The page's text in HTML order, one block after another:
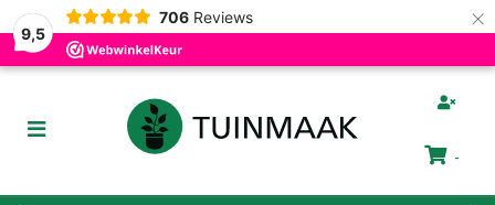
(Tuinafscheiding)
(Tuinmeubelen)
9,5
706 Reviews ×
Gratis afhalen in Groningen Razendsnelle Levering
Toggle
-